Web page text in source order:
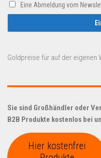
Eine Abmeldung vom
Goldpreise für auf der eigenen
Sie sind Großhändler oder
B2B Produkte kostenlos bei
Hier kostenfrei